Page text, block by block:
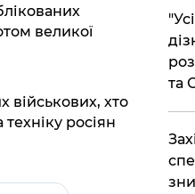
великої
військових, хто
росіян
та